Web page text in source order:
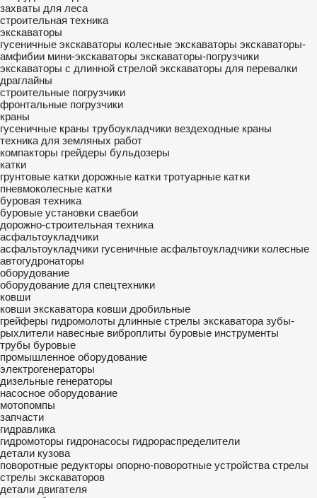
захваты для леса
строительная техника
экскаваторы
гусеничные экскаваторы колесные экскаваторы экскаваторы-
амфибии мини-экскаваторы экскаваторы-погрузчики
экскаваторы с длинной стрелой экскаваторы для перевалки
драглайны
строительные погрузчики
фронтальные погрузчики
краны
гусеничные краны трубоукладчики вездеходные краны
техника для земляных работ
компакторы грейдеры бульдозеры
катки
грунтовые катки дорожные катки тротуарные катки
пневмоколесные катки
буровая техника
буровые установки сваебои
дорожно-строительная техника
асфальтоукладчики
асфальтоукладчики гусеничные асфальтоукладчики колесные
автогудронаторы
оборудование
оборудование для спецтехники
ковши
ковши экскаватора ковши дробильные
грейферы гидромолоты длинные стрелы экскаватора зубы-
рыхлители навесные виброплиты буровые инструменты
трубы буровые
промышленное оборудование
электрогенераторы
дизельные генераторы
насосное оборудование
мотопомпы
запчасти
гидравлика
гидромоторы гидронасосы гидрораспределители
детали кузова
поворотные редукторы опорно-поворотные устройства стрелы
стрелы экскаваторов
детали двигателя